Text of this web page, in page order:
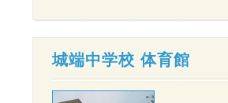
城端中学校 体育館